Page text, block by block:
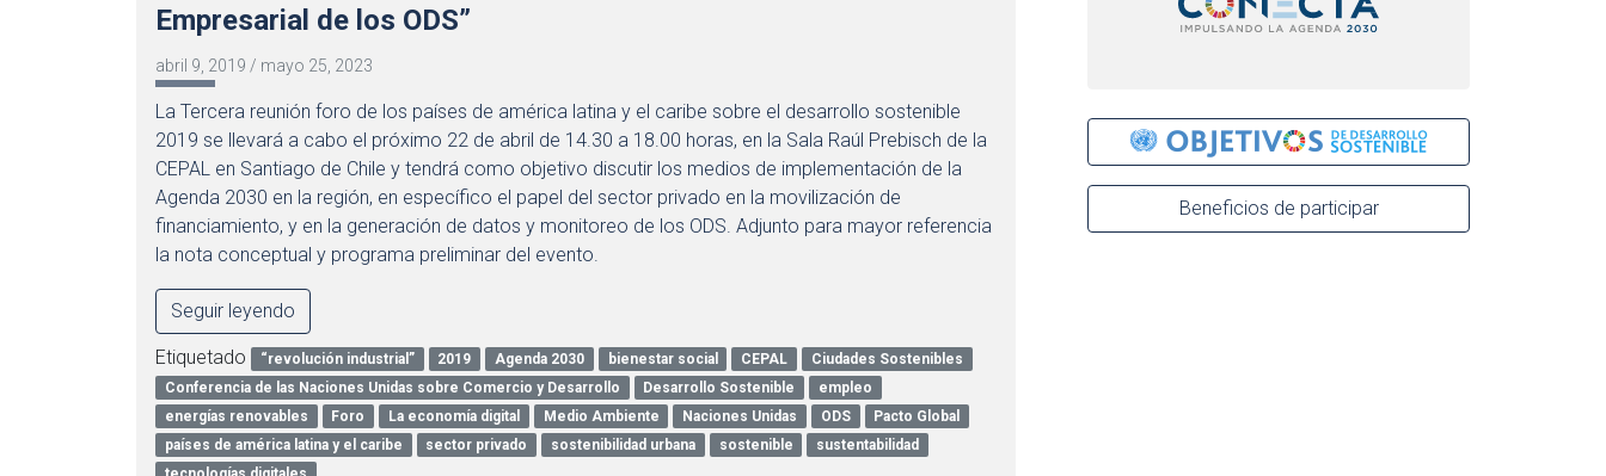
Empresarial de los ODS”
abril 9, 2019 / mayo 25, 2023
La Tercera reunión foro de los países de américa latina y el caribe sobre el desarrollo sostenible
2019 se llevará a cabo el próximo 22 de abril de 14.30 a 18.00 horas, en la Sala Raúl Prebisch de la
CEPAL en Santiago de Chile y tendrá como objetivo discutir los medios de implementación de la
Agenda 2030 en la región, en específico el papel del sector privado en la movilización de
financiamiento, y en la generación de datos y monitoreo de los ODS. Adjunto para mayor referencia
la nota conceptual y programa preliminar del evento.
Seguir leyendo
Etiquetado “revolución industrial” 2019 Agenda 2030 bienestar social CEPAL
Ciudades Sostenibles
Conferencia de las Naciones Unidas sobre Comercio y Desarrollo
Desarrollo Sostenible
empleo
energías renovables
Foro La economía digital Medio Ambiente Naciones Unidas ODS
Pacto Global
países de américa latina y el caribe
sector privado sostenibilidad urbana sostenible
sustentabilidad
Beneficios de participar